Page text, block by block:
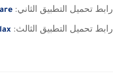
رابط تحميل التطبيق الثاني:
رابط تحميل التطبيق الثالث: